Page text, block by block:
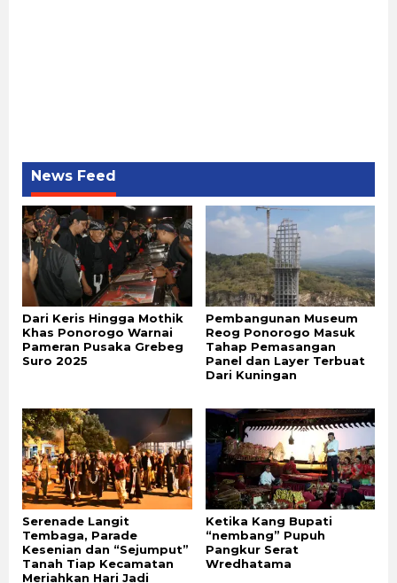
News Feed
Dari Keris Hingga Mothik
Khas Ponorogo Warnai
Pameran Pusaka Grebeg
Suro 2025
Pembangunan Museum
Reog Ponorogo Masuk
Tahap Pemasangan
Panel dan Layer Terbuat
Dari Kuningan
Serenade Langit
Tembaga, Parade
Kesenian dan “Sejumput”
Tanah Tiap Kecamatan
Meriahkan Hari Jadi
Ketika Kang Bupati
“nembang” Pupuh
Pangkur Serat
Wredhatama